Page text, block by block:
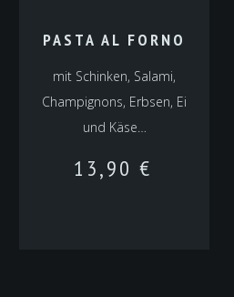
PASTA AL FORNO
mit Schinken, Salami,
Champignons, Erbsen, Ei
und Käse…
13,90 €